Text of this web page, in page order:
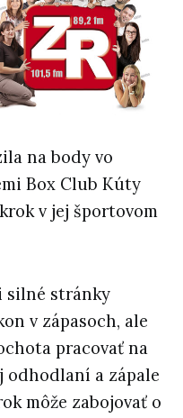
na body vo
Box Club Kúty
v jej športovom
silné stránky
v zápasoch, ale
pracovať na
odhodlaní a zápale
môže zabojovať o